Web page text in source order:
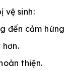
vệ sinh:
đến cảm hứng
thiện.